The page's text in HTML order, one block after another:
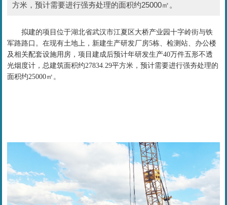
方米，预计需要进行强夯处理的面积约25000㎡。
拟建的项目位于湖北省武汉市江夏区 大桥产业园十字岭街与铁
军路路口。在现有土地上，新建生产研发厂房5栋、检测站、办公楼
及相关配套设施用房，项目建成后预计年研发生产40万件五形不透
光烟度计，总建筑面积约27834.29平方米，预计需要进行强夯处理的
面积约25000㎡ 。